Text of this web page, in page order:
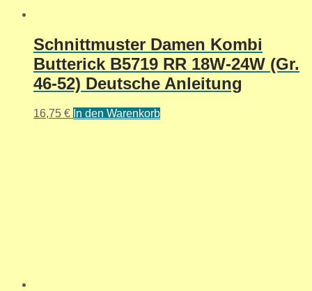
Schnittmuster Damen Kombi
Butterick B5719 RR 18W-24W (Gr.
46-52) Deutsche Anleitung
16,75 € In den Warenkorb